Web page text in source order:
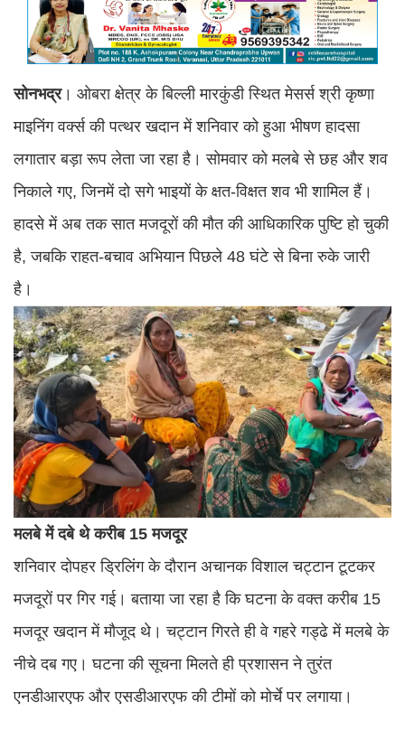
सोनभद्र। ओबरा क्षेत्र के बिल्ली मारकुंडी स्थित मेसर्स श्री कृष्णा
माइनिंग वर्क्स की पत्थर खदान में शनिवार को हुआ भीषण हादसा
लगातार बड़ा रूप लेता जा रहा है। सोमवार को मलबे से छह और शव
निकाले गए, जिनमें दो सगे भाइयों के क्षत-विक्षत शव भी शामिल हैं।
हादसे में अब तक सात मजदूरों की मौत की आधिकारिक पुष्टि हो चुकी
है, जबकि राहत-बचाव अभियान पिछले 48 घंटे से बिना रुके जारी
है।
मलबे में दबे थे करीब 15 मजदूर
शनिवार दोपहर ड्रिलिंग के दौरान अचानक विशाल चट्टान टूटकर
मजदूरों पर गिर गई। बताया जा रहा है कि घटना के वक्त करीब 15
मजदूर खदान में मौजूद थे। चट्टान गिरते ही वे गहरे गड्ढे में मलबे के
नीचे दब गए। घटना की सूचना मिलते ही प्रशासन ने तुरंत
एनडीआरएफ और एसडीआरएफ की टीमों को मोर्चे पर लगाया।